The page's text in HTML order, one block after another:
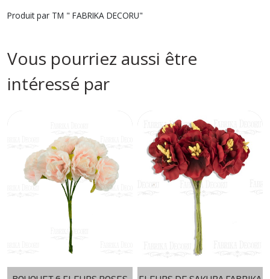
Produit par TM " FABRIKA DECORU"
Vous pourriez aussi être
intéressé par